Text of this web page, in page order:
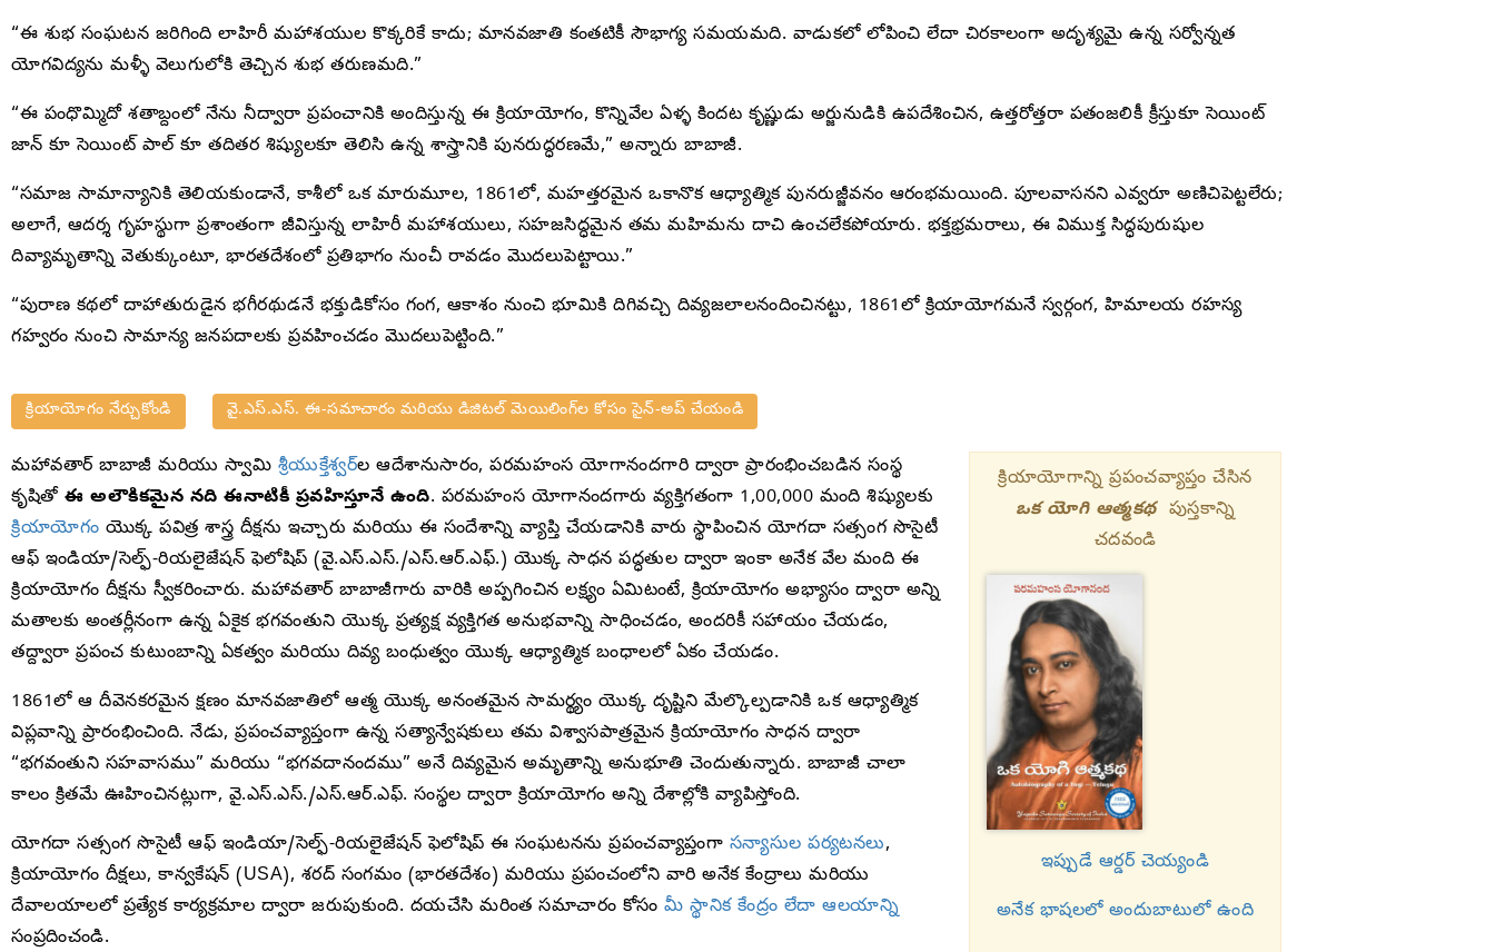
“ఈ శుభ సంఘటన జరిగింది లాహిరీ మహాశయుల కొక్కరికే కాదు; మానవజాతి కంతటికీ సౌభాగ్య సమయమది. వాడుకలో లోపించి లేదా చిరకాలంగా అదృశ్యమై ఉన్న సర్వోన్నత
యోగవిద్యను మళ్ళీ వెలుగులోకి తెచ్చిన శుభ తరుణమది.”
“ఈ పంధొమ్మిదో శతాబ్దంలో నేను నీద్వారా ప్రపంచానికి అందిస్తున్న ఈ క్రియాయోగం, కొన్నివేల ఏళ్ళ కిందట కృష్ణుడు అర్జునుడికి ఉపదేశించిన, ఉత్తరోత్తరా పతంజలికీ క్రీస్తుకూ సెయింట్
జాన్ కూ సెయింట్ పాల్ కూ తదితర శిష్యులకూ తెలిసి ఉన్న శాస్త్రానికి పునరుద్ధరణమే,” అన్నారు బాబాజీ.
“సమాజ సామాన్యానికి తెలియకుండానే, కాశీలో ఒక మారుమూల, 1861లో, మహత్తరమైన ఒకానొక ఆధ్యాత్మిక పునరుజ్జీవనం ఆరంభమయింది. పూలవాసనని ఎవ్వరూ అణిచిపెట్టలేరు;
అలాగే, ఆదర్శ గృహస్థుగా ప్రశాంతంగా జీవిస్తున్న లాహిరీ మహాశయులు, సహజసిద్ధమైన తమ మహిమను దాచి ఉంచలేకపోయారు. భక్తభ్రమరాలు, ఈ విముక్త సిద్ధపురుషుల
దివ్యామృతాన్ని వెతుక్కుంటూ, భారతదేశంలో ప్రతిభాగం నుంచీ రావడం మొదలుపెట్టాయి.”
“పురాణ కథలో దాహాతురుడైన భగీరథుడనే భక్తుడికోసం గంగ, ఆకాశం నుంచి భూమికి దిగివచ్చి దివ్యజలాలనందించినట్టు, 1861లో క్రియాయోగమనే స్వర్గంగ, హిమాలయ రహస్య
గహ్వరం నుంచి సామాన్య జనపదాలకు ప్రవహించడం మొదలుపెట్టింది.”
క్రియాయోగం నేర్చుకోండి వై.ఎస్.ఎస్. ఈ-సమాచారం మరియు డిజిటల్ మెయిలింగ్‌ల కోసం సైన్-అప్ చేయండి
మహావతార్ బాబాజీ మరియు స్వామి శ్రీయుక్తేశ్వర్‌ల ఆదేశానుసారం, పరమహంస యోగానందగారి ద్వారా ప్రారంభించబడిన సంస్థ
కృషితో ఈ అలౌకికమైన నది ఈనాటికీ ప్రవహిస్తూనే ఉంది. పరమహంస యోగానందగారు వ్యక్తిగతంగా 1,00,000 మంది శిష్యులకు
క్రియాయోగం యొక్క పవిత్ర శాస్త్ర దీక్షను ఇచ్చారు మరియు ఈ సందేశాన్ని వ్యాప్తి చేయడానికి వారు స్థాపించిన యోగదా సత్సంగ సొసైటీ
ఆఫ్ ఇండియా/సెల్ఫ్-రియలైజేషన్ ఫెలోషిప్ (వై.ఎస్.ఎస్./ఎస్.ఆర్.ఎఫ్.) యొక్క సాధన పద్ధతుల ద్వారా ఇంకా అనేక వేల మంది ఈ
క్రియాయోగం దీక్షను స్వీకరించారు. మహావతార్ బాబాజీగారు వారికి అప్పగించిన లక్ష్యం ఏమిటంటే, క్రియాయోగం అభ్యాసం ద్వారా అన్ని
మతాలకు అంతర్లీనంగా ఉన్న ఏకైక భగవంతుని యొక్క ప్రత్యక్ష వ్యక్తిగత అనుభవాన్ని సాధించడం, అందరికీ సహాయం చేయడం,
తద్ద్వారా ప్రపంచ కుటుంబాన్ని ఏకత్వం మరియు దివ్య బంధుత్వం యొక్క ఆధ్యాత్మిక బంధాలలో ఏకం చేయడం.
1861లో ఆ దీవెనకరమైన క్షణం మానవజాతిలో ఆత్మ యొక్క అనంతమైన సామర్థ్యం యొక్క దృష్టిని మేల్కొల్పడానికి ఒక ఆధ్యాత్మిక
విప్లవాన్ని ప్రారంభించింది. నేడు, ప్రపంచవ్యాప్తంగా ఉన్న సత్యాన్వేషకులు తమ విశ్వాసపాత్రమైన క్రియాయోగం సాధన ద్వారా
“భగవంతుని సహవాసము” మరియు “భగవదానందము” అనే దివ్యమైన అమృతాన్ని అనుభూతి చెందుతున్నారు. బాబాజీ చాలా
కాలం క్రితమే ఊహించినట్లుగా, వై.ఎస్.ఎస్./ఎస్.ఆర్.ఎఫ్. సంస్థల ద్వారా క్రియాయోగం అన్ని దేశాల్లోకి వ్యాపిస్తోంది.
యోగదా సత్సంగ సొసైటీ ఆఫ్ ఇండియా/సెల్ఫ్-రియలైజేషన్ ఫెలోషిప్ ఈ సంఘటనను ప్రపంచవ్యాప్తంగా సన్యాసుల పర్యటనలు,
క్రియాయోగం దీక్షలు, కాన్వకేషన్ (USA), శరద్ సంగమం (భారతదేశం) మరియు ప్రపంచంలోని వారి అనేక కేంద్రాలు మరియు
దేవాలయాలలో ప్రత్యేక కార్యక్రమాల ద్వారా జరుపుకుంది. దయచేసి మరింత సమాచారం కోసం మీ స్థానిక కేంద్రం లేదా ఆలయాన్ని
సంప్రదించండి.
క్రియాయోగాన్ని ప్రపంచవ్యాప్తం చేసిన
ఒక యోగి ఆత్మకథ పుస్తకాన్ని
చదవండి
ఇప్పుడే ఆర్డర్ చెయ్యండి
అనేక భాషలలో అందుబాటులో ఉంది